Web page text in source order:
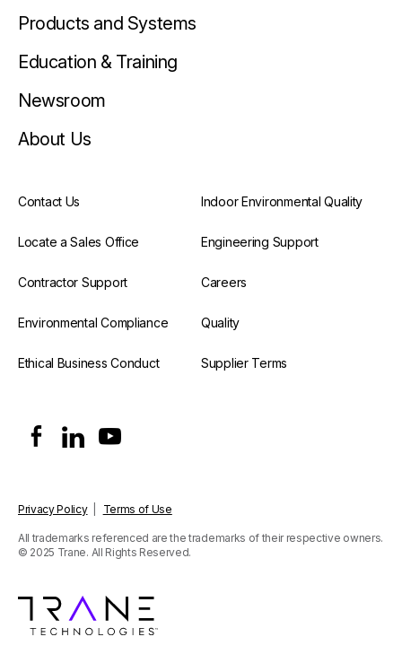
Products and Systems
Education & Training
Newsroom
About Us
Contact Us Indoor Environmental Quality
Locate a Sales Office Engineering Support
Contractor Support Careers
Environmental Compliance Quality
Ethical Business Conduct Supplier Terms
Privacy Policy| Terms of Use
All trademarks referenced are the trademarks of their respective owners.
© 2025 Trane. All Rights Reserved.